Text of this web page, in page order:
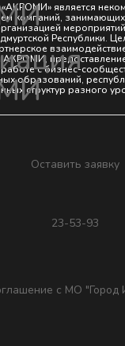
является
компаний,
Республики.
АКРОМИ,
с бизнес-
образований,
структур разного
Оставить заявку
23-53-93
с МО "Город